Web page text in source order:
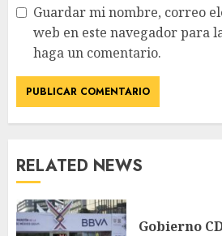
Guardar mi nombre, correo
web en este navegador para
haga un comentario.
RELATED NEWS
Gobierno